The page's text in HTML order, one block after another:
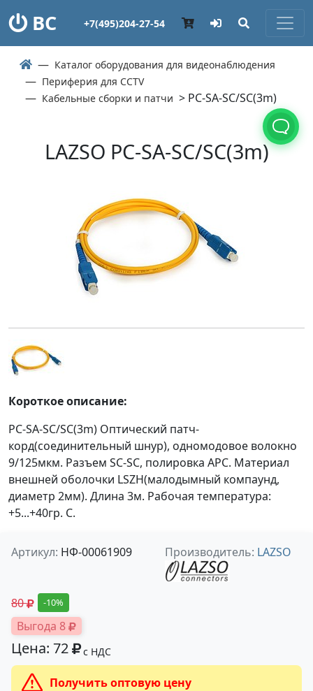
ВС +7(495)204-27-54
Каталог оборудования для видеонаблюдения
Периферия для CCTV
Кабельные сборки и патчи > PC-SA-SC/SC(3m)
LAZSO PC-SA-SC/SC(3m)
Короткое описание:
PC-SA-SC/SC(3m) Оптический патч-
корд(соединительный шнур), одномодовое волокно
9/125мкм. Разъем SC-SC, полировка APC. Материал
внешней оболочки LSZH(малодымный компаунд,
диаметр 2мм). Длина 3м. Рабочая температура:
+5...+40гр. С.
Артикул: НФ-00061909 Производитель: LAZSO
80 -10%
Выгода 8
Цена: 72 с НДС
Получить оптовую цену